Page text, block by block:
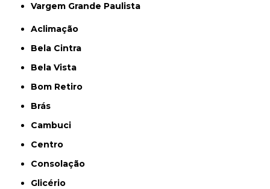
Vargem Grande Paulista
Aclimação
Bela Cintra
Bela Vista
Bom Retiro
Brás
Cambuci
Centro
Consolação
Glicério